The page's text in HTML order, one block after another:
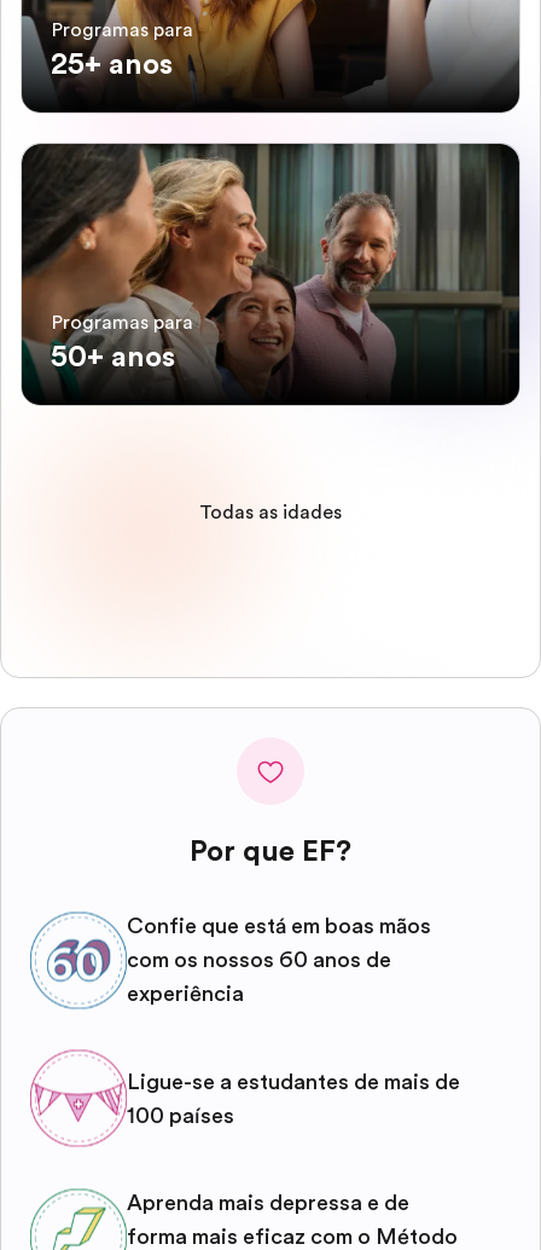
Programas para
25+ anos
Programas para
50+ anos
Todas as idades
Por que EF?
Confie que está em boas mãos
com os nossos 60 anos de
experiência
Ligue-se a estudantes de mais de
100 países
Aprenda mais depressa e de
forma mais eficaz com o Método